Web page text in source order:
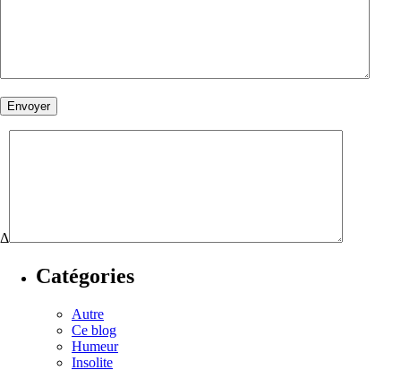
Δ
Catégories
Autre
Ce blog
Humeur
Insolite